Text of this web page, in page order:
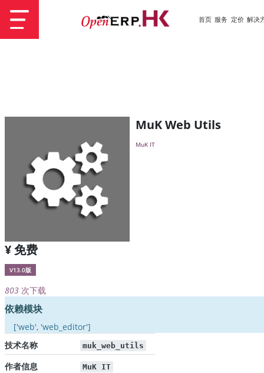
首页 服务 定价 解决
MuK Web Utils
MuK IT
¥ 免费
V13.0版
803 次下载
依赖模块
['web', 'web_editor']
技术名称
muk_web_utils
作者信息 MuK IT